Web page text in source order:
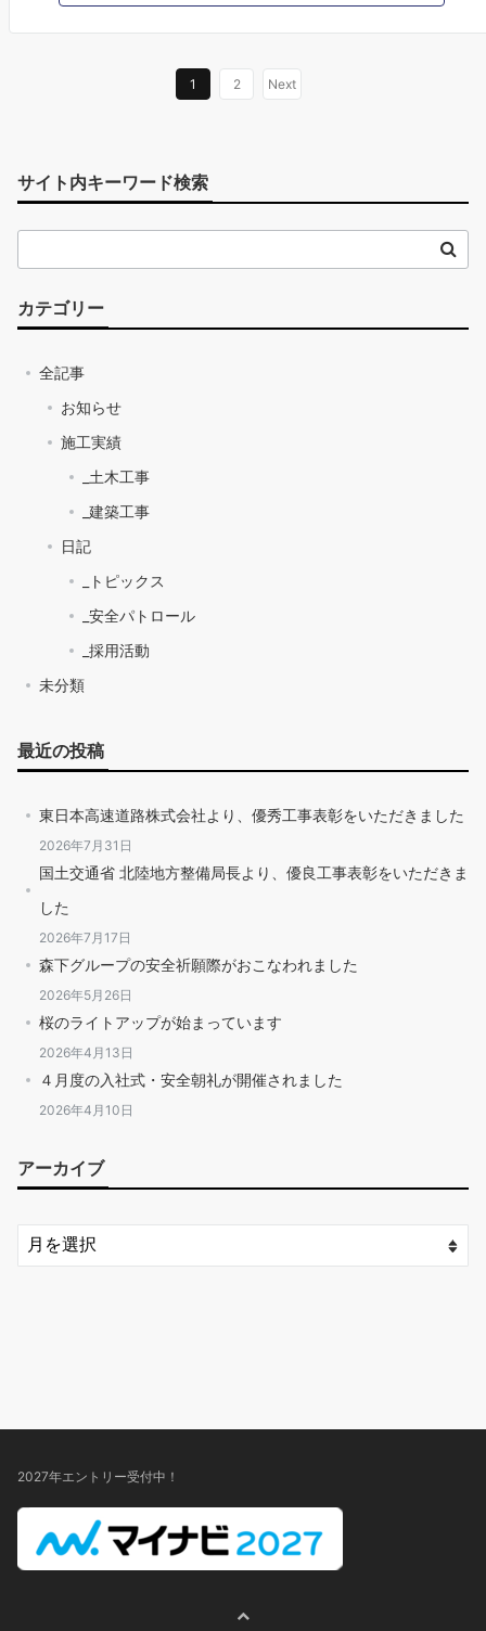
1 2 Next
サイト内キーワード検索
カテゴリー
全記事
お知らせ
施工実績
_土木工事
_建築工事
日記
_トピックス
_安全パトロール
_採用活動
未分類
最近の投稿
東日本高速道路株式会社より、優秀工事表彰をいただきました
2026年7月31日
国土交通省 北陸地方整備局長より、優良工事表彰をいただきま
した
2026年7月17日
森下グループの安全祈願際がおこなわれました
2026年5月26日
桜のライトアップが始まっています
2026年4月13日
４月度の入社式・安全朝礼が開催されました
2026年4月10日
アーカイブ
2027年エントリー受付中！